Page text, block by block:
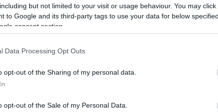
but not limited to your visit or usage behaviour. You may
to Google and its third-party tags to use your data for below
consent section.
Data Processing Opt Outs
opt-out of the Sharing of my personal data.
opt-out of the Sale of my Personal Data.
TOVÁBB →